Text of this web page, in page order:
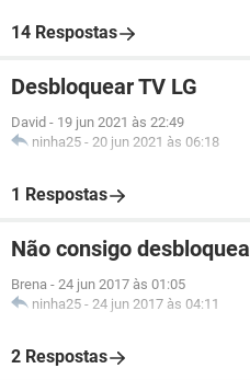
14 Respostas
Desbloquear TV LG
David - 19 jun 2021 às 22:49
ninha25 - 20 jun 2021 às 06:18
1 Respostas
Não consigo
Brena - 24 jun 2017 às 01:05
ninha25 - 24 jun 2017 às 04:11
2 Respostas